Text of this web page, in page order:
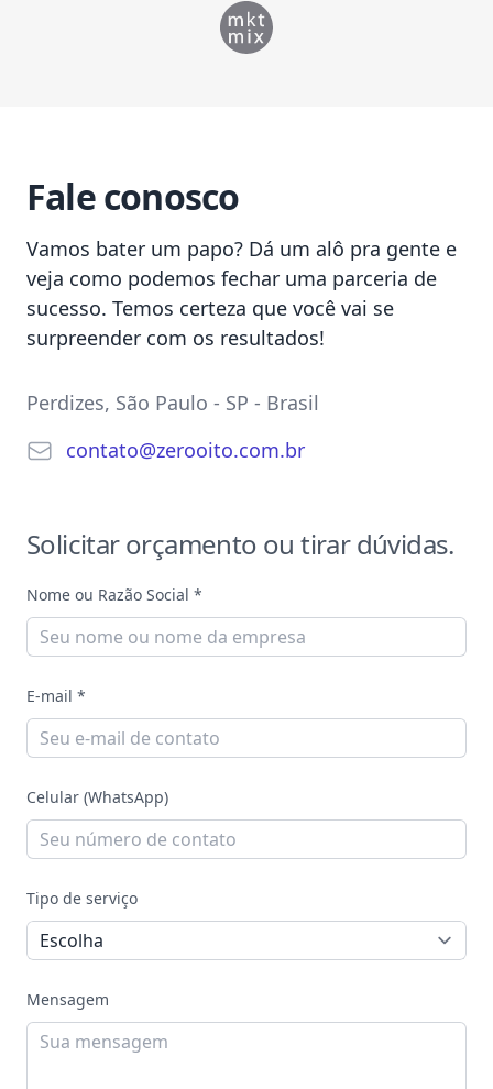
Fale conosco
Vamos bater um papo? Dá um alô pra gente e
veja como podemos fechar uma parceria de
sucesso. Temos certeza que você vai se
surpreender com os resultados!
Postal address
Perdizes, São Paulo - SP - Brasil
E-mailcontato@zerooito.com.br
Solicitar orçamento ou tirar dúvidas.
Nome ou Razão Social *
E-mail *
Celular (WhatsApp)
Tipo de serviço
Mensagem